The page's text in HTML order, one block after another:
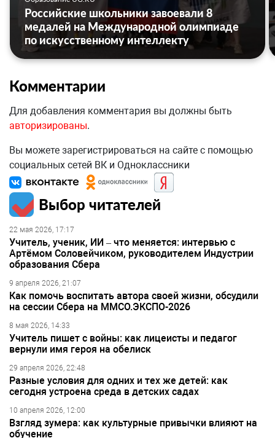
Российские школьники завоевали 8
медалей на Международной олимпиаде
по искусственному интеллекту
Комментарии
Для добавления комментария вы должны быть
авторизированы.
Вы можете зарегистрироваться на сайте с помощью
социальных сетей ВК и Одноклассники
Выбор читателей
22 мая 2026, 17:17
Учитель, ученик, ИИ – что меняется: интервью с
Артёмом Соловейчиком, руководителем Индустрии
образования Сбера
9 апреля 2026, 21:07
Как помочь воспитать автора своей жизни, обсудили
на сессии Сбера на ММСО.ЭКСПО-2026
8 мая 2026, 14:33
Учитель пишет с войны: как лицеисты и педагог
вернули имя героя на обелиск
29 апреля 2026, 22:48
Разные условия для одних и тех же детей: как
сегодня устроена среда в детских садах
10 апреля 2026, 12:00
Взгляд зумера: как культурные привычки влияют на
обучение